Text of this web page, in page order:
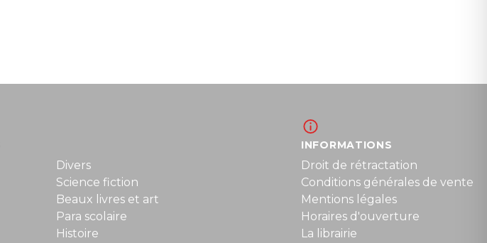
Divers
Science fiction
Beaux livres et art
Para scolaire
Histoire
INFORMATIONS
Droit de rétractation
Conditions générales de vente
Mentions légales
Horaires d'ouverture
La librairie